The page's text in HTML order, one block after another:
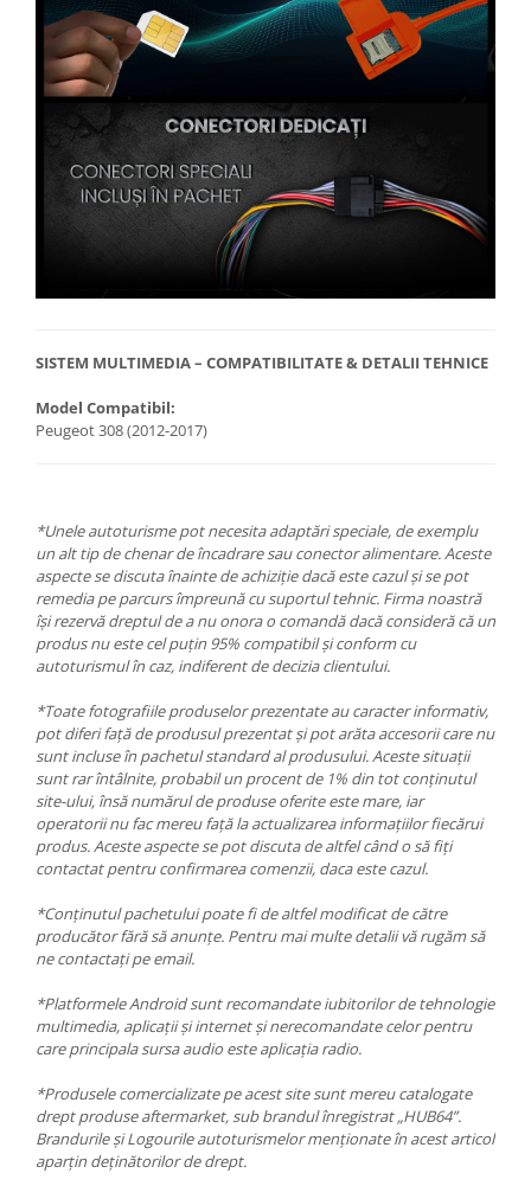
SISTEM MULTIMEDIA – COMPATIBILITATE & DETALII TEHNICE
Model Compatibil:
Peugeot 308 (2012-2017)
*Unele autoturisme pot necesita adaptări speciale, de exemplu
un alt tip de chenar de încadrare sau conector alimentare. Aceste
aspecte se discuta înainte de achiziție dacă este cazul și se pot
remedia pe parcurs împreună cu suportul tehnic. Firma noastră
își rezervă dreptul de a nu onora o comandă dacă consideră că un
produs nu este cel puțin 95% compatibil și conform cu
autoturismul în caz, indiferent de decizia clientului.
*Toate fotografiile produselor prezentate au caracter informativ,
pot diferi față de produsul prezentat și pot arăta accesorii care nu
sunt incluse în pachetul standard al produsului. Aceste situații
sunt rar întâlnite, probabil un procent de 1% din tot conținutul
site-ului, însă numărul de produse oferite este mare, iar
operatorii nu fac mereu față la actualizarea informațiilor fiecărui
produs. Aceste aspecte se pot discuta de altfel când o să fiți
contactat pentru confirmarea comenzii, daca este cazul.
*Conținutul pachetului poate fi de altfel modificat de către
producător fără să anunțe. Pentru mai multe detalii vă rugăm să
ne contactați pe email.
*Platformele Android sunt recomandate iubitorilor de tehnologie
multimedia, aplicații și internet și nerecomandate celor pentru
care principala sursa audio este aplicația radio.
*Produsele comercializate pe acest site sunt mereu catalogate
drept produse aftermarket, sub brandul înregistrat „HUB64”.
Brandurile și Logourile autoturismelor menționate în acest articol
aparțin deținătorilor de drept.